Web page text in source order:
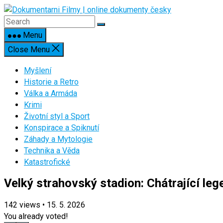
Skip
to
contentMenu
Close Menu
Myšlení
Historie a Retro
Válka a Armáda
Krimi
Životní styl a Sport
Konspirace a Spiknutí
Záhady a Mytologie
Technika a Věda
Katastrofické
Velký strahovský stadion: Chátrající
142 views • 15. 5. 2026
You already voted!